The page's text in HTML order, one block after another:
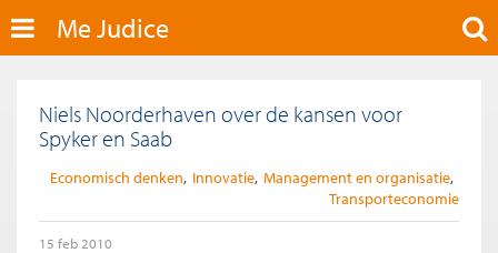
Me Judice
Niels Noorderhaven over de kansen voor
Spyker en Saab
Economisch denken Innovatie Management en organisatie
Transporteconomie
15 feb 2010